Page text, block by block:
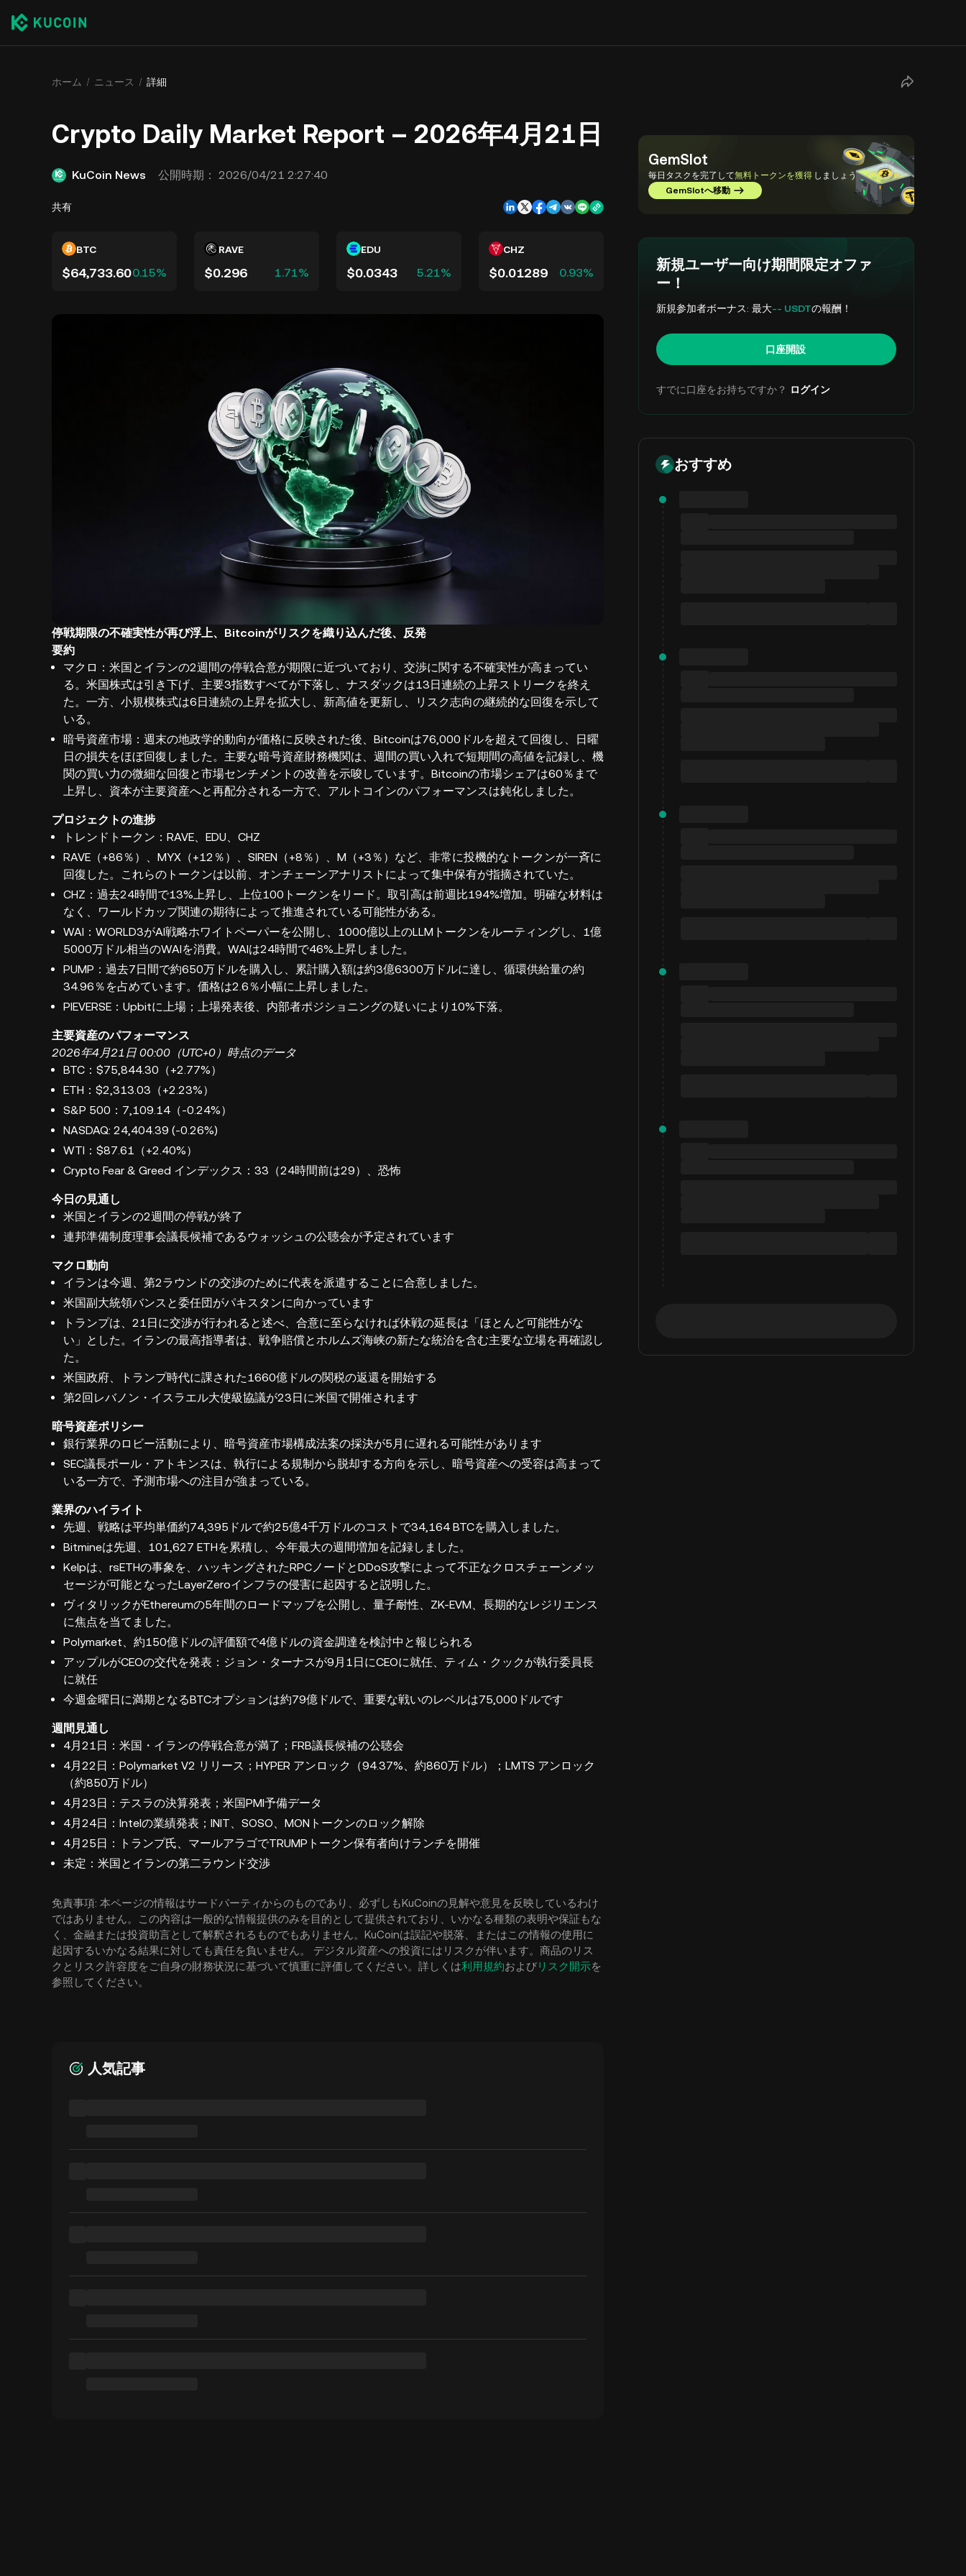
ホーム ニュース 詳細
Crypto Daily Market Report – 2026年4月21日
KuCoin News 公開時期： 2026/04/21 2:27:40
共有
BTC
$64,733.600.15%
RAVE
$0.296 1.71%
EDU
$0.0343 5.21%
CHZ
$0.01289 0.93%
停戦期限の不確実性が再び浮上、Bitcoinがリスクを織り込んだ後、反発
要約
マクロ：米国とイランの2週間の停戦合意が期限に近づいており、交渉に関する不確実性が高まってい
る。米国株式は引き下げ、主要3指数すべてが下落し、ナスダックは13日連続の上昇ストリークを終え
た。一方、小規模株式は6日連続の上昇を拡大し、新高値を更新し、リスク志向の継続的な回復を示して
いる。
暗号資産市場：週末の地政学的動向が価格に反映された後、Bitcoinは76,000ドルを超えて回復し、日曜
日の損失をほぼ回復しました。主要な暗号資産財務機関は、週間の買い入れで短期間の高値を記録し、機
関の買い力の微細な回復と市場センチメントの改善を示唆しています。Bitcoinの市場シェアは60％まで
上昇し、資本が主要資産へと再配分される一方で、アルトコインのパフォーマンスは鈍化しました。
プロジェクトの進捗
トレンドトークン：RAVE、EDU、CHZ
RAVE（+86％）、MYX（+12％）、SIREN（+8％）、M（+3％）など、非常に投機的なトークンが一斉に
回復した。これらのトークンは以前、オンチェーンアナリストによって集中保有が指摘されていた。
CHZ：過去24時間で13%上昇し、上位100トークンをリード。取引高は前週比194%増加。明確な材料は
なく、ワールドカップ関連の期待によって推進されている可能性がある。
WAI：WORLD3がAI戦略ホワイトペーパーを公開し、1000億以上のLLMトークンをルーティングし、1億
5000万ドル相当のWAIを消費。WAIは24時間で46%上昇しました。
PUMP：過去7日間で約650万ドルを購入し、累計購入額は約3億6300万ドルに達し、循環供給量の約
34.96％を占めています。価格は2.6％小幅に上昇しました。
PIEVERSE：Upbitに上場；上場発表後、内部者ポジショニングの疑いにより10%下落。
主要資産のパフォーマンス
2026年4月21日 00:00（UTC+0）時点のデータ
BTC：$75,844.30（+2.77%）
ETH：$2,313.03（+2.23%）
S&P 500：7,109.14（-0.24%）
NASDAQ: 24,404.39 (-0.26%)
WTI：$87.61（+2.40%）
Crypto Fear & Greed インデックス：33（24時間前は29）、恐怖
今日の見通し
米国とイランの2週間の停戦が終了
連邦準備制度理事会議長候補であるウォッシュの公聴会が予定されています
マクロ動向
イランは今週、第2ラウンドの交渉のために代表を派遣することに合意しました。
米国副大統領バンスと委任団がパキスタンに向かっています
トランプは、21日に交渉が行われると述べ、合意に至らなければ休戦の延長は「ほとんど可能性がな
い」とした。イランの最高指導者は、戦争賠償とホルムズ海峡の新たな統治を含む主要な立場を再確認し
た。
米国政府、トランプ時代に課された1660億ドルの関税の返還を開始する
第2回レバノン・イスラエル大使級協議が23日に米国で開催されます
暗号資産ポリシー
銀行業界のロビー活動により、暗号資産市場構成法案の採決が5月に遅れる可能性があります
SEC議長ポール・アトキンスは、執行による規制から脱却する方向を示し、暗号資産への受容は高まって
いる一方で、予測市場への注目が強まっている。
業界のハイライト
先週、戦略は平均単価約74,395ドルで約25億4千万ドルのコストで34,164 BTCを購入しました。
Bitmineは先週、101,627 ETHを累積し、今年最大の週間増加を記録しました。
Kelpは、rsETHの事象を、ハッキングされたRPCノードとDDoS攻撃によって不正なクロスチェーンメッ
セージが可能となったLayerZeroインフラの侵害に起因すると説明した。
ヴィタリックがEthereumの5年間のロードマップを公開し、量子耐性、ZK-EVM、長期的なレジリエンス
に焦点を当てました。
Polymarket、約150億ドルの評価額で4億ドルの資金調達を検討中と報じられる
アップルがCEOの交代を発表：ジョン・ターナスが9月1日にCEOに就任、ティム・クックが執行委員長
に就任
今週金曜日に満期となるBTCオプションは約79億ドルで、重要な戦いのレベルは75,000ドルです
週間見通し
4月21日：米国・イランの停戦合意が満了；FRB議長候補の公聴会
4月22日：Polymarket V2 リリース；HYPER アンロック（94.37%、約860万ドル）；LMTS アンロック
（約850万ドル）
4月23日：テスラの決算発表；米国PMI予備データ
4月24日：Intelの業績発表；INIT、SOSO、MONトークンのロック解除
4月25日：トランプ氏、マールアラゴでTRUMPトークン保有者向けランチを開催
未定：米国とイランの第二ラウンド交渉
免責事項: 本ページの情報はサードパーティからのものであり、必ずしもKuCoinの見解や意見を反映しているわけ
ではありません。この内容は一般的な情報提供のみを目的として提供されており、いかなる種類の表明や保証もな
く、金融または投資助言として解釈されるものでもありません。KuCoinは誤記や脱落、またはこの情報の使用に
起因するいかなる結果に対しても責任を負いません。 デジタル資産への投資にはリスクが伴います。商品のリス
クとリスク許容度をご自身の財務状況に基づいて慎重に評価してください。詳しくは利用規約およびリスク開示を
参照してください。
人気記事
GemSlot
毎日タスクを完了して無料トークンを獲得 しましょう
GemSlotへ移動
新規ユーザー向け期間限定オファ
ー！
新規参加者ボーナス: 最大-- USDTの報酬！
口座開設
すでに口座をお持ちですか？ ログイン
おすすめ